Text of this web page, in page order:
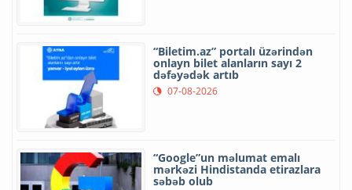
“Biletim.az” portalı üzərindən
onlayn bilet alanların sayı 2
dəfəyədək artıb
07-08-2026
“Google”un məlumat emalı
mərkəzi Hindistanda etirazlara
səbəb olub